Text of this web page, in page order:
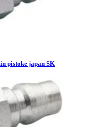
pistoke japan SK